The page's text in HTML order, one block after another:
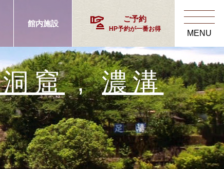
館内施設 concierge ご予約
HP予約が一番お得 MENU
窟,濃溝